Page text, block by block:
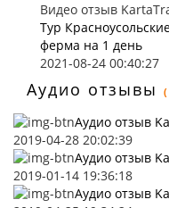
Видео отзыв
Тур
ферма на 1 день
2021-08-24 00:40:27
Аудио отзывы
Аудио отзыв
2019-04-28 20:02:39
Аудио отзыв
2019-01-14 19:36:18
Аудио отзыв